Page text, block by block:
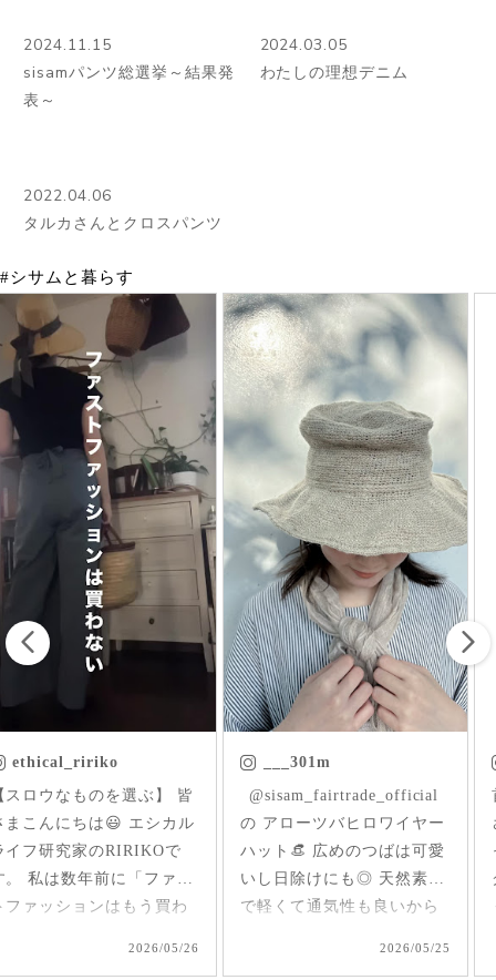
2024.11.15
sisamパンツ総選挙～結果発
表～
2024.03.05
わたしの理想デニム
2022.04.06
タルカさんとクロスパンツ
#シサムと暮らす
___301m
ㅤㅤㅤ @sisam_fairtrade_official
の アローツバヒロワイヤー
ハット👒 広めのつばは可愛
いし日除けにも◎ 天然素材
で軽くて通気性も良いから
2026/05/25
chica.chikako
首元にはいった草花刺繍が
さりげなくアクセントにな
ったインド産のオーガニッ
クコットンのブラウス✨ 軽
くて柔らか♪ 前後を変えて
2026/05/17